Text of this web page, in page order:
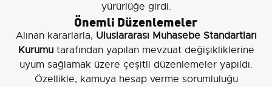
yürürlüğe girdi.
Önemli Düzenlemeler
Alınan kararlarla, Uluslararası Muhasebe Standartları
Kurumutarafından yapılan mevzuat değişikliklerine
uyum sağlamak üzere çeşitli düzenlemeler yapıldı.
Özellikle, kamuya hesap verme sorumluluğu